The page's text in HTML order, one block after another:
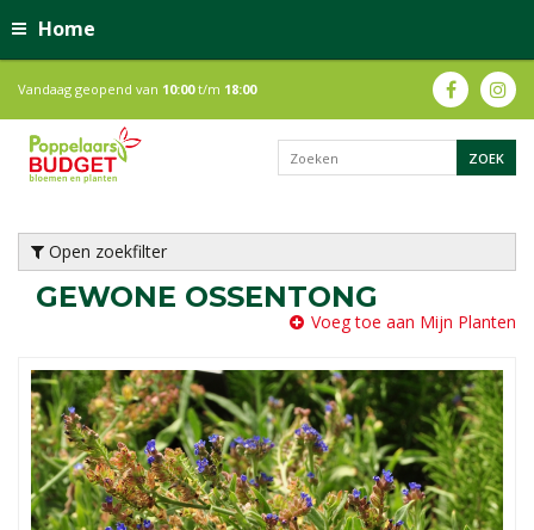
Home
Vandaag geopend van 10:00t/m 18:00
Open zoekfilter
GEWONE OSSENTONG
Voeg toe aan Mijn Planten